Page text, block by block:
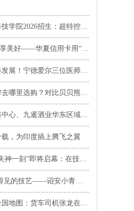
突破！兰州信息科技学院2026招生：超特控线录取13人！
足“购”精彩，“分”享美好——华夏信用卡用“惠民”点亮夏日消费
​聚力青年医师眼科发展！宁德爱尔三位医师当选市眼科青年学组成员
武汉正规母婴品牌去哪里选购？对比贝贝熊、爱婴坊、乐婴等本地品牌与孩子王
九暹酒福建省品鉴中心、九暹酒业华东区域福建省办事处：御隆艺术馆
，为印度插上腾飞之翼
刘志成最新个展“失神一刻”即将启幕：在技术理性时代，重新唤醒感知的诗意
听得见的童谣 看得见的技艺——诏安小青梅童声合唱团首登国家大剧院
运货十年、点亮全国地图：货车司机张龙在雪山草原听见生活的回响